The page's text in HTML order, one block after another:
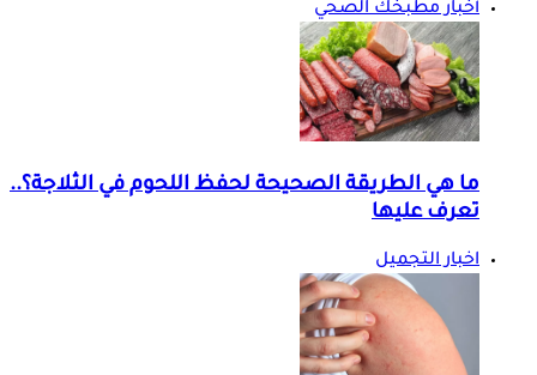
أخبار مطبخك الصحي
ما هي الطريقة الصحيحة لحفظ اللحوم في الثلاجة؟..
تعرف عليها
اخبار التجميل